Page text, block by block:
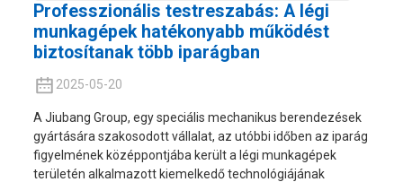
Professzionális testreszabás: A légi
munkagépek hatékonyabb működést
biztosítanak több iparágban
2025-05-20
A Jiubang Group, egy speciális mechanikus berendezések
gyártására szakosodott vállalat, az utóbbi időben az iparág
figyelmének középpontjába került a légi munkagépek
területén alkalmazott kiemelkedő technológiájának